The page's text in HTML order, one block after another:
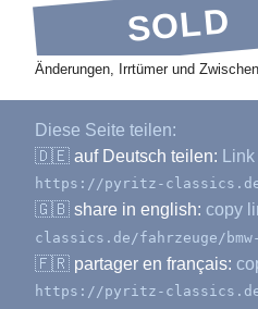
SOLD
Änderungen, Irrtümer und
Diese Seite teilen:
🇩🇪 auf Deutsch teilen:
https://pyritz-
🇬🇧 share in english: copy
classics.de/fahrzeuge/
🇫🇷 partager en français:
https://pyritz-classics.de/